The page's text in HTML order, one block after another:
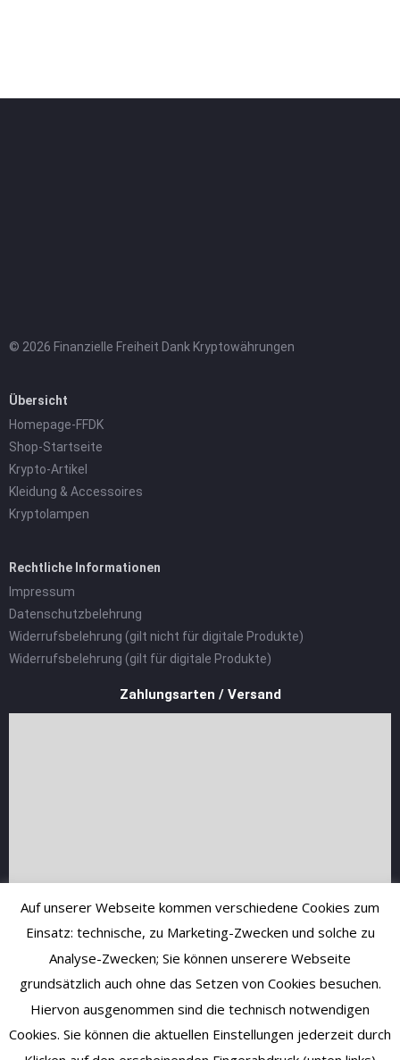
© 2026 Finanzielle Freiheit Dank Kryptowährungen
Übersicht
Homepage-FFDK
Shop-Startseite
Krypto-Artikel
Kleidung & Accessoires
Kryptolampen
Rechtliche Informationen
Impressum
Datenschutzbelehrung
Widerrufsbelehrung (gilt nicht für digitale Produkte)
Widerrufsbelehrung (gilt für digitale Produkte)
Zahlungsarten / Versand
Auf unserer Webseite kommen verschiedene Cookies zum
Einsatz: technische, zu Marketing-Zwecken und solche zu
Analyse-Zwecken; Sie können unserere Webseite
grundsätzlich auch ohne das Setzen von Cookies besuchen.
Hiervon ausgenommen sind die technisch notwendigen
Cookies. Sie können die aktuellen Einstellungen jederzeit durch